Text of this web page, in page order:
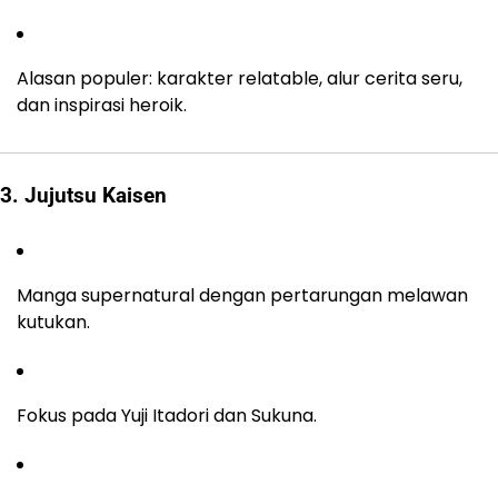
Alasan populer: karakter relatable, alur cerita seru,
dan inspirasi heroik.
3. Jujutsu Kaisen
Manga supernatural dengan pertarungan melawan
kutukan.
Fokus pada Yuji Itadori dan Sukuna.